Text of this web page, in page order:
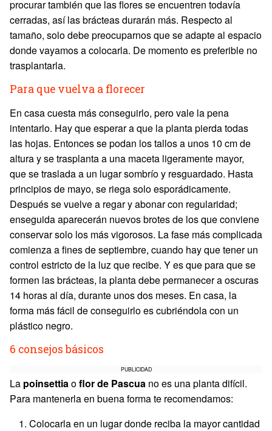
procurar también que las flores se encuentren todavía
cerradas, así las brácteas durarán más. Respecto al
tamaño, solo debe preocuparnos que se adapte al espacio
donde vayamos a colocarla. De momento es preferible no
trasplantarla.
Para que vuelva a florecer
En casa cuesta más conseguirlo, pero vale la pena
intentarlo. Hay que esperar a que la planta pierda todas
las hojas. Entonces se podan los tallos a unos 10 cm de
altura y se trasplanta a una maceta ligeramente mayor,
que se traslada a un lugar sombrío y resguardado. Hasta
principios de mayo, se riega solo esporádicamente.
Después se vuelve a regar y abonar con regularidad;
enseguida aparecerán nuevos brotes de los que conviene
conservar solo los más vigorosos. La fase más complicada
comienza a fines de septiembre, cuando hay que tener un
control estricto de la luz que recibe. Y es que para que se
formen las brácteas, la planta debe permanecer a oscuras
14 horas al día, durante unos dos meses. En casa, la
forma más fácil de conseguirlo es cubriéndola con un
plástico negro.
6 consejos básicos
PUBLICIDAD
La poinsettiaoflor de Pascua no es una planta difícil.
Para mantenerla en buena forma te recomendamos:
Colocarla en un lugar donde reciba la mayor cantidad